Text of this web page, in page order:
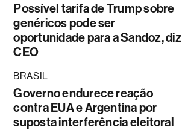
Possível tarifa de Trump sobre
genéricos pode ser
oportunidade para a Sandoz, diz
CEO
BRASIL
Governo endurece reação
contra EUA e Argentina por
suposta interferência eleitoral